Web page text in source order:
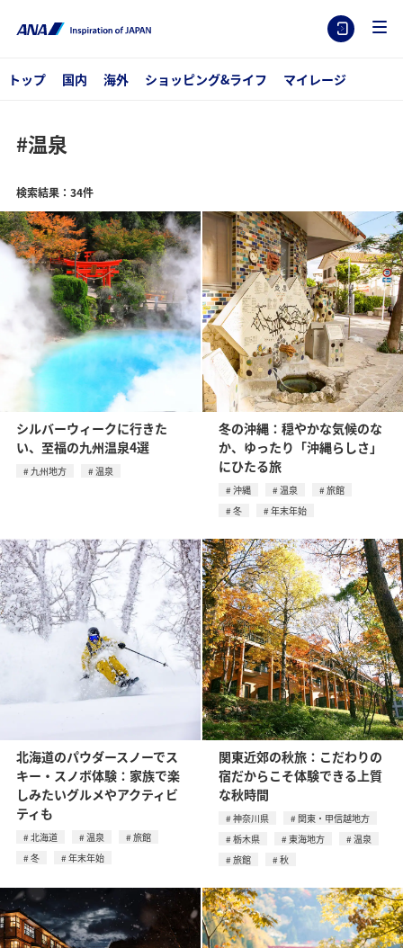
トップ 国内 海外 ショッピング&ライフ マイレージ
#温泉
検索結果：34件
シルバーウィークに行きた
い、至福の九州温泉4選
九州地方 温泉
冬の沖縄：穏やかな気候のな
か、ゆったり「沖縄らしさ」
にひたる旅
沖縄 温泉
旅館
冬
年末年始
北海道のパウダースノーでス
キー・スノボ体験：家族で楽
しみたいグルメやアクティビ
ティも
北海道 温泉
旅館
冬
年末年始
関東近郊の秋旅：こだわりの
宿だからこそ体験できる上質
な秋時間
神奈川県
関東・甲信越地方
栃木県
東海地方
温泉
旅館
秋